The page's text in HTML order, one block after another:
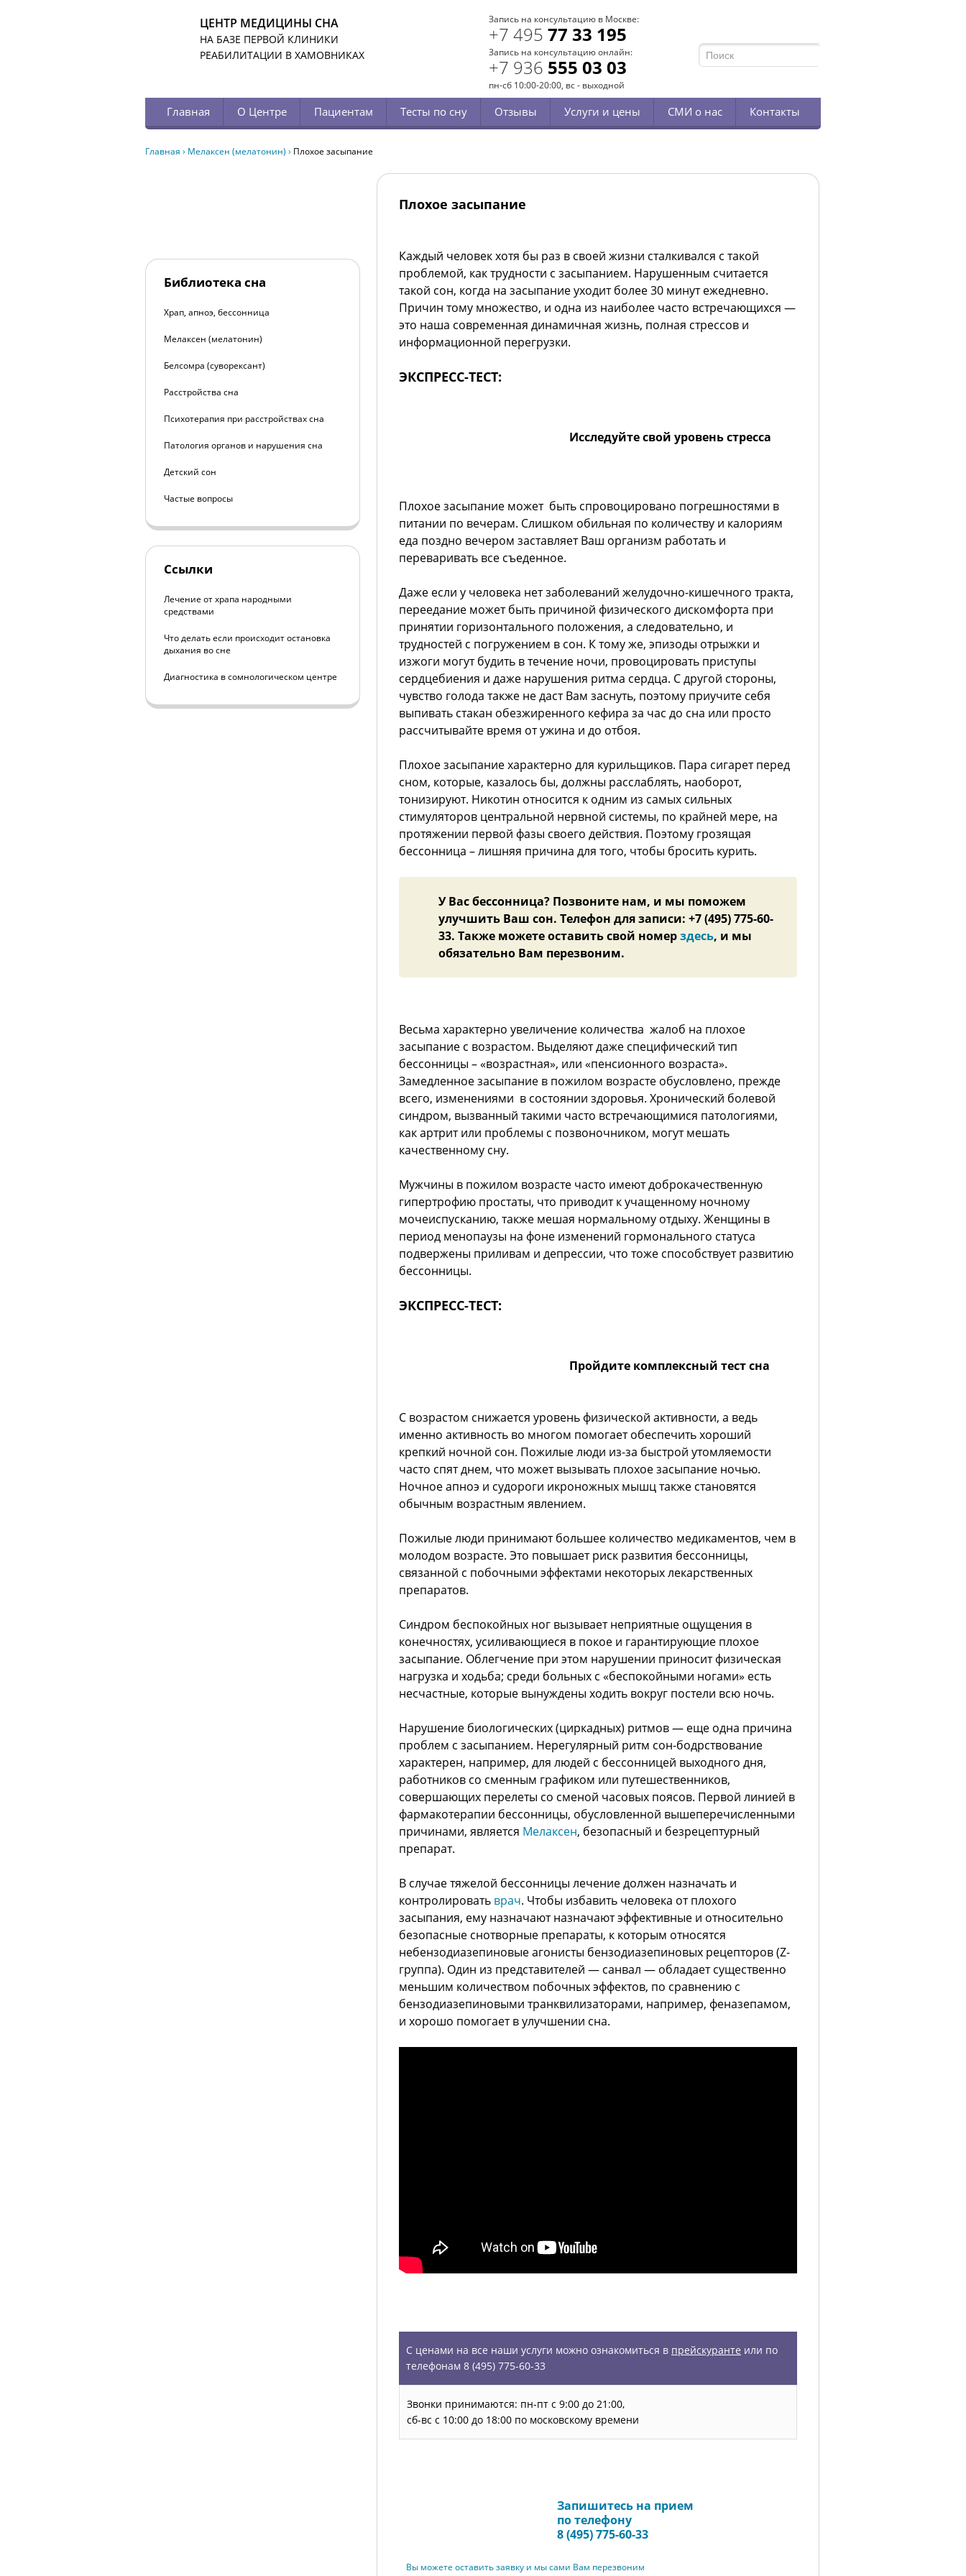
ЦЕНТР МЕДИЦИНЫ СНА
НА БАЗЕ ПЕРВОЙ КЛИНИКИ
РЕАБИЛИТАЦИИ В ХАМОВНИКАХ
Запись на консультацию в Москве:
+7 495 77 33 195
Запись на консультацию онлайн:
+7 936 555 03 03
пн-сб 10:00-20:00, вс - выходной
Главная О Центре Пациентам Тесты по сну Отзывы Услуги и цены СМИ о нас Контакты
Главная › Мелаксен (мелатонин) › Плохое засыпание
Плохое засыпание
Каждый человек хотя бы раз в своей жизни сталкивался с такой
проблемой, как трудности с засыпанием. Нарушенным считается
такой сон, когда на засыпание уходит более 30 минут ежедневно.
Причин тому множество, и одна из наиболее часто встречающихся —
это наша современная динамичная жизнь, полная стрессов и
информационной перегрузки.
ЭКСПРЕСС-ТЕСТ:
Исследуйте свой уровень стресса
Плохое засыпание может быть спровоцировано погрешностями в
питании по вечерам. Слишком обильная по количеству и калориям
еда поздно вечером заставляет Ваш организм работать и
переваривать все съеденное.
Даже если у человека нет заболеваний желудочно-кишечного тракта,
переедание может быть причиной физического дискомфорта при
принятии горизонтального положения, а следовательно, и
трудностей с погружением в сон. К тому же, эпизоды отрыжки и
изжоги могут будить в течение ночи, провоцировать приступы
сердцебиения и даже нарушения ритма сердца. С другой стороны,
чувство голода также не даст Вам заснуть, поэтому приучите себя
выпивать стакан обезжиренного кефира за час до сна или просто
рассчитывайте время от ужина и до отбоя.
Плохое засыпание характерно для курильщиков. Пара сигарет перед
сном, которые, казалось бы, должны расслаблять, наоборот,
тонизируют. Никотин относится к одним из самых сильных
стимуляторов центральной нервной системы, по крайней мере, на
протяжении первой фазы своего действия. Поэтому грозящая
бессонница – лишняя причина для того, чтобы бросить курить.
У Вас бессонница? Позвоните нам, и мы поможем
улучшить Ваш сон. Телефон для записи: +7 (495) 775-60-
33. Также можете оставить свой номерздесь, и мы
обязательно Вам перезвоним.
Весьма характерно увеличение количества жалоб на плохое
засыпание с возрастом. Выделяют даже специфический тип
бессонницы – «возрастная», или «пенсионного возраста».
Замедленное засыпание в пожилом возрасте обусловлено, прежде
всего, изменениями в состоянии здоровья. Хронический болевой
синдром, вызванный такими часто встречающимися патологиями,
как артрит или проблемы с позвоночником, могут мешать
качественному сну.
Мужчины в пожилом возрасте часто имеют доброкачественную
гипертрофию простаты, что приводит к учащенному ночному
мочеиспусканию, также мешая нормальному отдыху. Женщины в
период менопаузы на фоне изменений гормонального статуса
подвержены приливам и депрессии, что тоже способствует развитию
бессонницы.
ЭКСПРЕСС-ТЕСТ:
Пройдите комплексный тест сна
С возрастом снижается уровень физической активности, а ведь
именно активность во многом помогает обеспечить хороший
крепкий ночной сон. Пожилые люди из-за быстрой утомляемости
часто спят днем, что может вызывать плохое засыпание ночью.
Ночное апноэ и судороги икроножных мышц также становятся
обычным возрастным явлением.
Пожилые люди принимают большее количество медикаментов, чем в
молодом возрасте. Это повышает риск развития бессонницы,
связанной с побочными эффектами некоторых лекарственных
препаратов.
Синдром беспокойных ног вызывает неприятные ощущения в
конечностях, усиливающиеся в покое и гарантирующие плохое
засыпание. Облегчение при этом нарушении приносит физическая
нагрузка и ходьба; среди больных с «беспокойными ногами» есть
несчастные, которые вынуждены ходить вокруг постели всю ночь.
Нарушение биологических (циркадных) ритмов — еще одна причина
проблем с засыпанием. Нерегулярный ритм сон-бодрствование
характерен, например, для людей с бессонницей выходного дня,
работников со сменным графиком или путешественников,
совершающих перелеты со сменой часовых поясов. Первой линией в
фармакотерапии бессонницы, обусловленной вышеперечисленными
причинами, является Мелаксен, безопасный и безрецептурный
препарат.
В случае тяжелой бессонницы лечение должен назначать и
контролировать врач. Чтобы избавить человека от плохого
засыпания, ему назначают назначают эффективные и относительно
безопасные снотворные препараты, к которым относятся
небензодиазепиновые агонисты бензодиазепиновых рецепторов (Z-
группа). Один из представителей — санвал — обладает существенно
меньшим количеством побочных эффектов, по сравнению с
бензодиазепиновыми транквилизаторами, например, феназепамом,
и хорошо помогает в улучшении сна.
С ценами на все наши услуги можно ознакомиться в прейскуранте или по
телефонам 8 (495) 775-60-33
Звонки принимаются: пн-пт с 9:00 до 21:00,
сб-вс с 10:00 до 18:00 по московскому времени
Запишитесь на прием
по телефону
8 (495) 775-60-33
Вы можете оставить заявку и мы сами Вам перезвоним
Библиотека сна
Храп, апноэ, бессонница
Мелаксен (мелатонин)
Белсомра (суворексант)
Расстройства сна
Психотерапия при расстройствах сна
Патология органов и нарушения сна
Детский сон
Частые вопросы
Ссылки
Лечение от храпа народными
средствами
Что делать если происходит остановка
дыхания во сне
Диагностика в сомнологическом центре